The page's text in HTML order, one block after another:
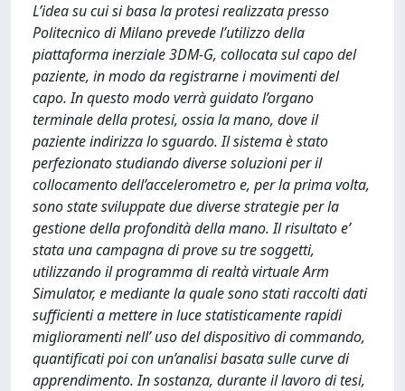
L’idea su cui si basa la protesi realizzata presso
Politecnico di Milano prevede l’utilizzo della
piattaforma inerziale 3DM-G, collocata sul capo del
paziente, in modo da registrarne i movimenti del
capo. In questo modo verrà guidato l’organo
terminale della protesi, ossia la mano, dove il
paziente indirizza lo sguardo. Il sistema è stato
perfezionato studiando diverse soluzioni per il
collocamento dell’accelerometro e, per la prima volta,
sono state sviluppate due diverse strategie per la
gestione della profondità della mano. Il risultato e’
stata una campagna di prove su tre soggetti,
utilizzando il programma di realtà virtuale Arm
Simulator, e mediante la quale sono stati raccolti dati
sufficienti a mettere in luce statisticamente rapidi
miglioramenti nell’ uso del dispositivo di commando,
quantificati poi con un’analisi basata sulle curve di
apprendimento. In sostanza, durante il lavoro di tesi,